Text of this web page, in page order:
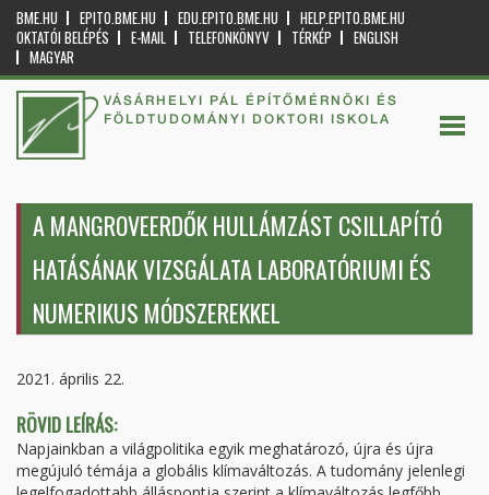
BME.HU EPITO.BME.HU EDU.EPITO.BME.HU
HELP.EPITO.BME.HU
OKTATÓI BELÉPÉS
E-MAIL TELEFONKÖNYV TÉRKÉP
ENGLISH
MAGYAR
VÁSÁRHELYI PÁL ÉPÍTŐMÉRNÖKI ÉS
FÖLDTUDOMÁNYI DOKTORI ISKOLA
A MANGROVEERDŐK HULLÁMZÁST CSILLAPÍTÓ
HATÁSÁNAK VIZSGÁLATA LABORATÓRIUMI ÉS
NUMERIKUS MÓDSZEREKKEL
2021. április 22.
RÖVID LEÍRÁS:
Napjainkban a világpolitika egyik meghatározó, újra és újra
megújuló témája a globális klímaváltozás. A tudomány jelenlegi